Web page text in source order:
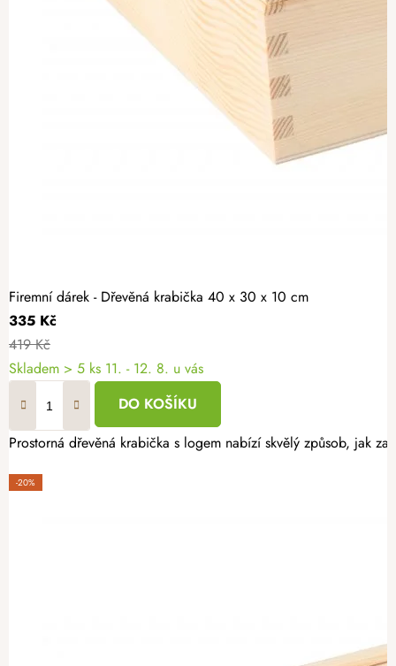
Firemní dárek - Dřevěná krabička 40 x 30 x 10 cm
335 Kč
419 Kč
Skladem > 5 ks 11. - 12. 8. u vás
DO KOŠÍKU
Prostorná dřevěná krabička s logem nabízí skvělý způsob, jak
-20%